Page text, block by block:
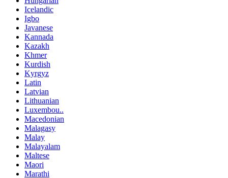
Icelandic
Igbo
Javanese
Kannada
Kazakh
Khmer
Kurdish
Kyrgyz
Latin
Latvian
Lithuanian
Luxembou..
Macedonian
Malagasy
Malay
Malayalam
Maltese
Maori
Marathi